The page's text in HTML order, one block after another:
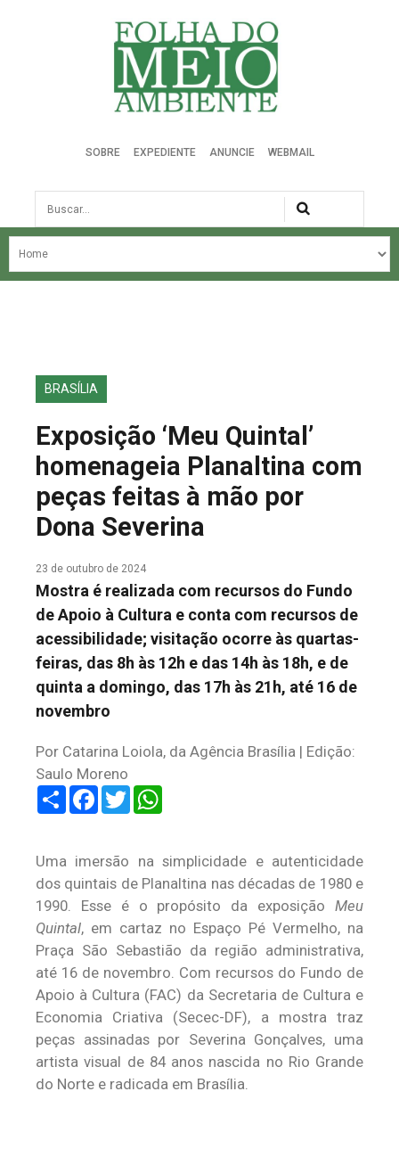
Folha do Meio Ambiente
SOBRE EXPEDIENTE ANUNCIE WEBMAIL
Busca
NOSSA HISTÓRIA
EDIÇÕES ANTERIORES
FALE CONOSCO
BRASÍLIA
Exposição ‘Meu Quintal’
homenageia Planaltina com
peças feitas à mão por
Dona Severina
23 de outubro de 2024
Mostra é realizada com recursos do Fundo
de Apoio à Cultura e conta com recursos de
acessibilidade; visitação ocorre às quartas-
feiras, das 8h às 12h e das 14h às 18h, e de
quinta a domingo, das 17h às 21h, até 16 de
novembro
Por Catarina Loiola, da Agência Brasília | Edição:
Saulo Moreno
ShareFacebook
Twitter
Uma imersão na simplicidade e autenticidade
dos quintais de Planaltina nas décadas de 1980 e
1990. Esse é o propósito da exposição Meu
Quintal, em cartaz no Espaço Pé Vermelho, na
Praça São Sebastião da região administrativa,
até 16 de novembro. Com recursos do Fundo de
Apoio à Cultura (FAC) da Secretaria de Cultura e
Economia Criativa (Secec-DF), a mostra traz
peças assinadas por Severina Gonçalves, uma
artista visual de 84 anos nascida no Rio Grande
do Norte e radicada em Brasília.